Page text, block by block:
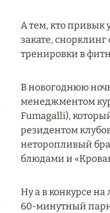
А тем, кто привык
закате,
тренировки в
В новогоднюю
менеджментом
Fumagalli),
резидентом
неторопливый
блюдами и
Ну а в конкурсе
60-минутный